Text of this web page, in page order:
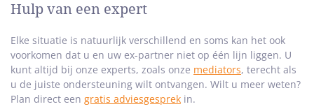
Hulp van een expert
Elke situatie is natuurlijk verschillend en soms kan het ook
voorkomen dat u en uw ex-partner niet op één lijn liggen. U
kunt altijd bij onze experts, zoals onze mediators, terecht als
u de juiste ondersteuning wilt ontvangen. Wilt u meer weten?
Plan direct een gratis adviesgesprek in.